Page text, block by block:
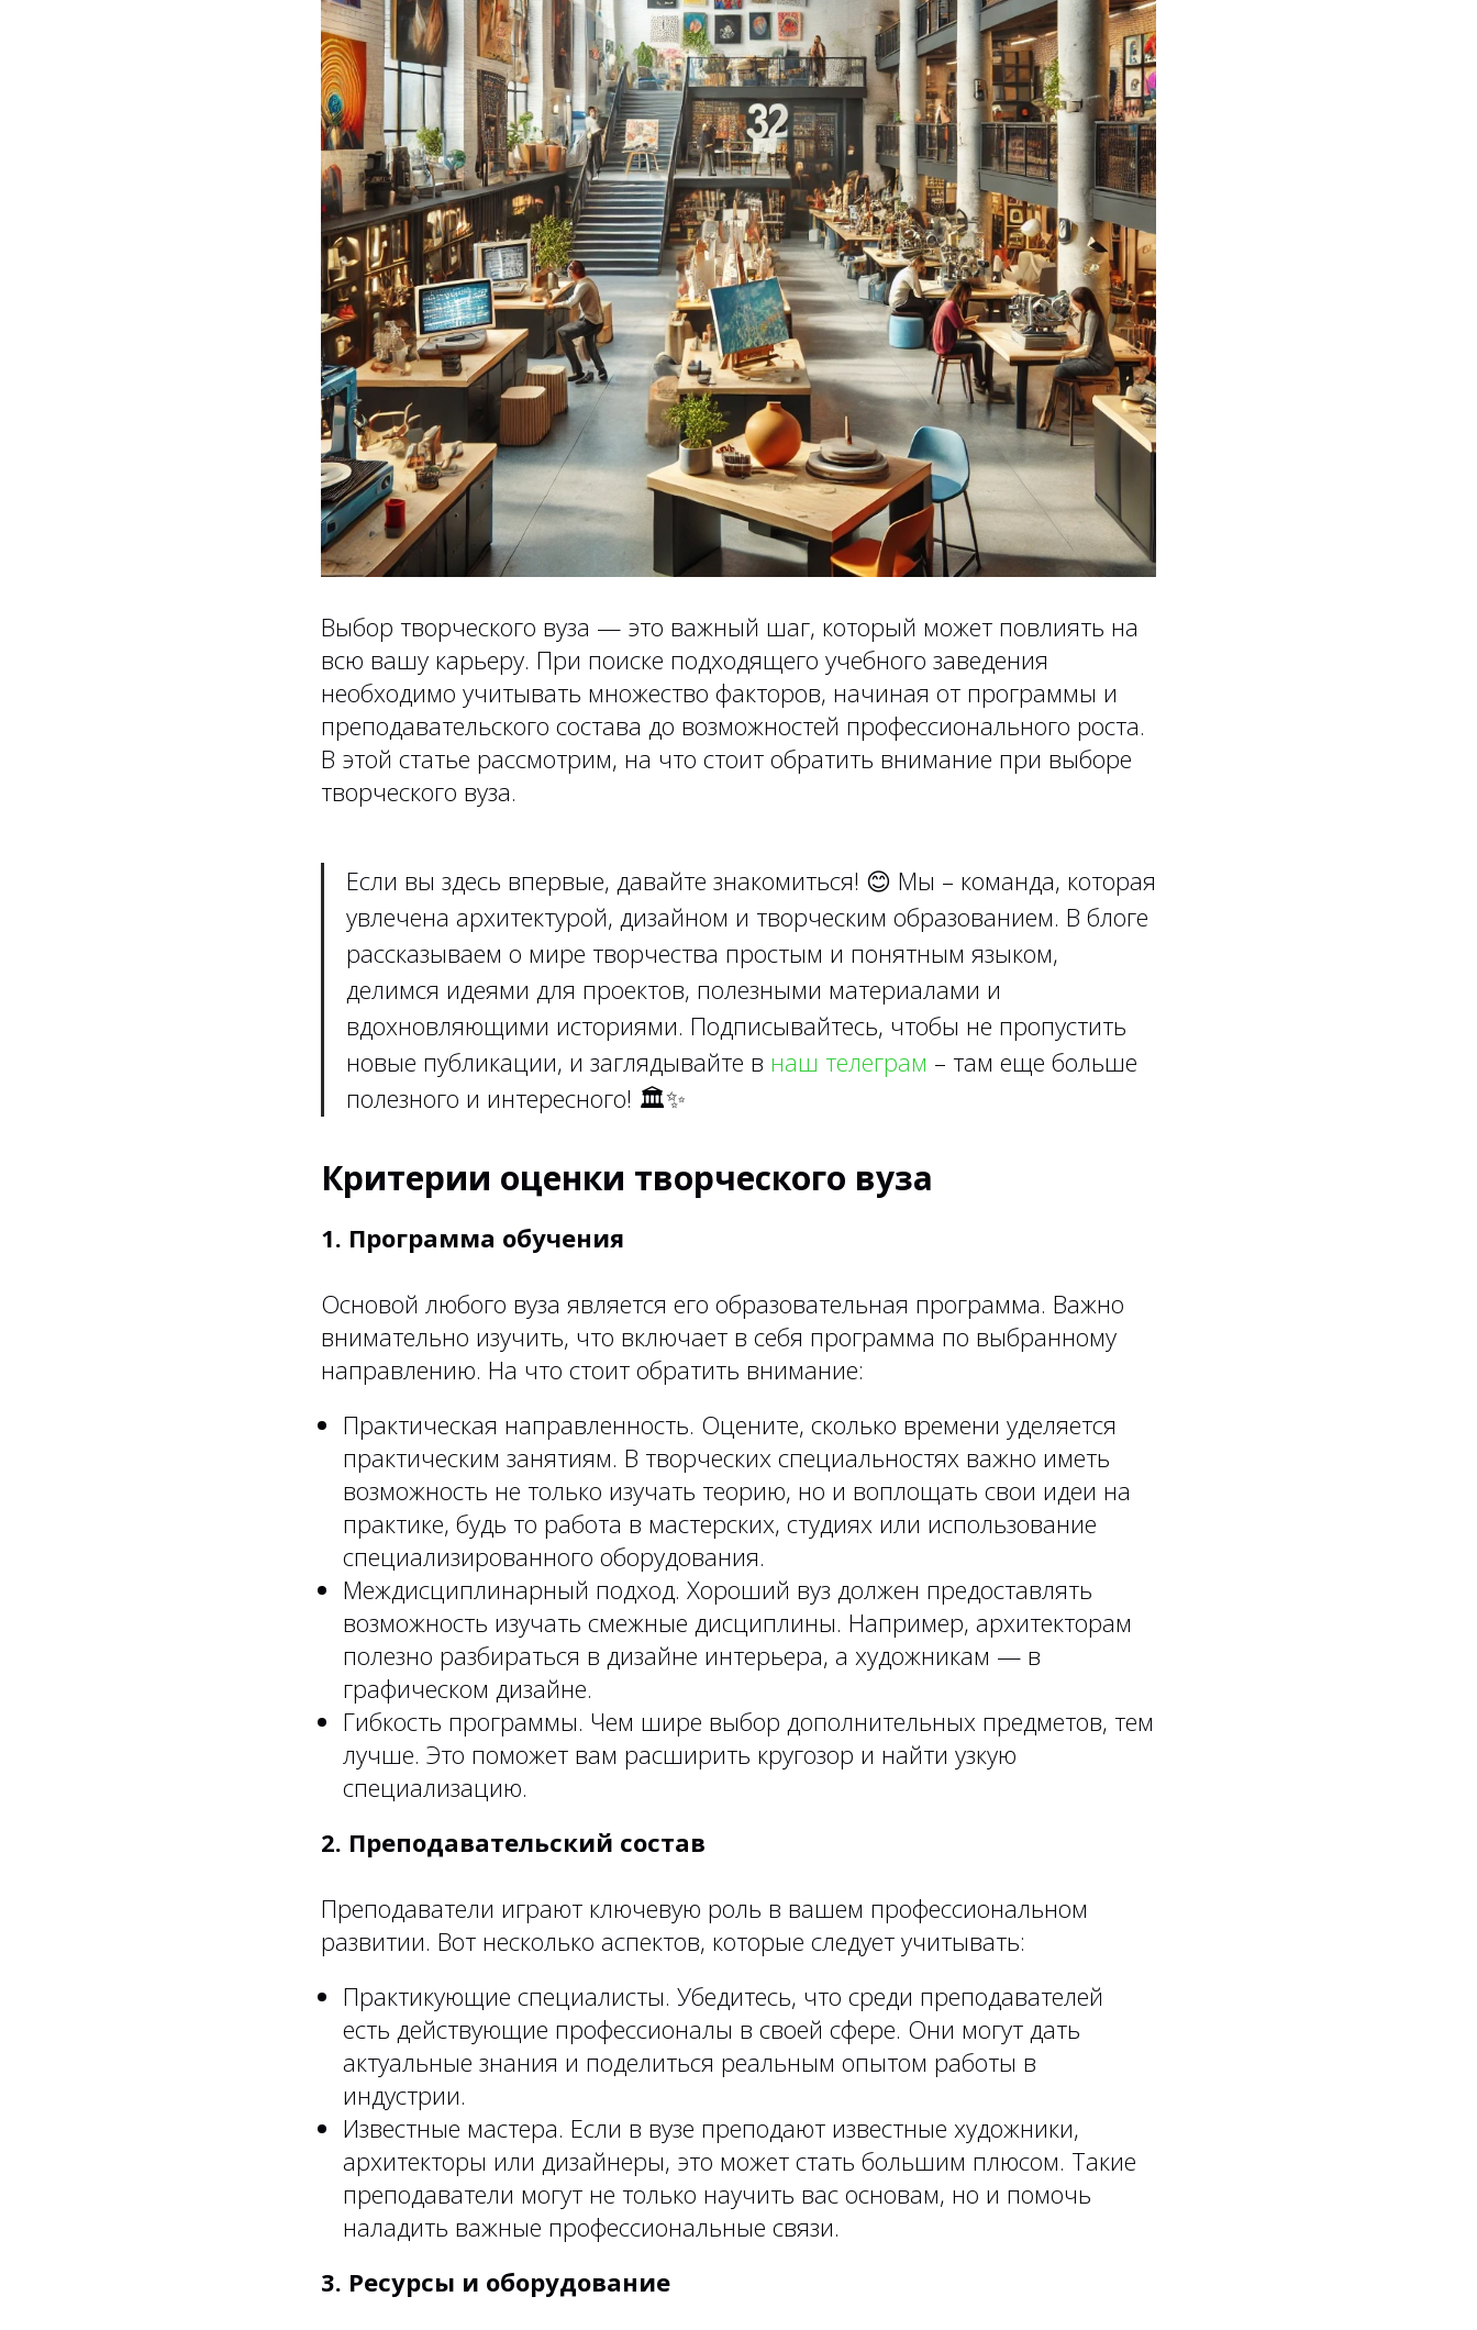
Выбор творческого вуза — это важный шаг, который может повлиять на
всю вашу карьеру. При поиске подходящего учебного заведения
необходимо учитывать множество факторов, начиная от программы и
преподавательского состава до возможностей профессионального роста.
В этой статье рассмотрим, на что стоит обратить внимание при выборе
творческого вуза.
Если вы здесь впервые, давайте знакомиться! 😊 Мы – команда, которая
увлечена архитектурой, дизайном и творческим образованием. В блоге
рассказываем о мире творчества простым и понятным языком,
делимся идеями для проектов, полезными материалами и
вдохновляющими историями. Подписывайтесь, чтобы не пропустить
новые публикации, и заглядывайте в наш телеграм – там еще больше
полезного и интересного! 🏛✨
Критерии оценки творческого вуза
1. Программа обучения
Основой любого вуза является его образовательная программа. Важно
внимательно изучить, что включает в себя программа по выбранному
направлению. На что стоит обратить внимание:
Практическая направленность. Оцените, сколько времени уделяется
практическим занятиям. В творческих специальностях важно иметь
возможность не только изучать теорию, но и воплощать свои идеи на
практике, будь то работа в мастерских, студиях или использование
специализированного оборудования.
Междисциплинарный подход. Хороший вуз должен предоставлять
возможность изучать смежные дисциплины. Например, архитекторам
полезно разбираться в дизайне интерьера, а художникам — в
графическом дизайне.
Гибкость программы. Чем шире выбор дополнительных предметов, тем
лучше. Это поможет вам расширить кругозор и найти узкую
специализацию.
2. Преподавательский состав
Преподаватели играют ключевую роль в вашем профессиональном
развитии. Вот несколько аспектов, которые следует учитывать:
Практикующие специалисты. Убедитесь, что среди преподавателей
есть действующие профессионалы в своей сфере. Они могут дать
актуальные знания и поделиться реальным опытом работы в
индустрии.
Известные мастера. Если в вузе преподают известные художники,
архитекторы или дизайнеры, это может стать большим плюсом. Такие
преподаватели могут не только научить вас основам, но и помочь
наладить важные профессиональные связи.
3. Ресурсы и оборудование